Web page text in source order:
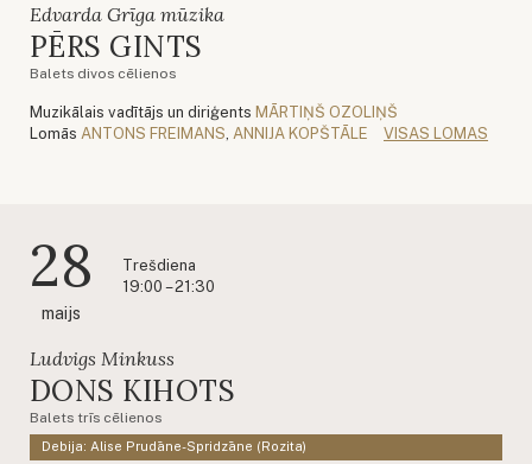
Edvarda Grīga mūzika
PĒRS GINTS
Balets divos cēlienos
Muzikālais vadītājs un diriģents MĀRTIŅŠ OZOLIŅŠ
Lomās ANTONS FREIMANS ANNIJA KOPŠTĀLE VISAS LOMAS
28
maijs
Trešdiena
19:00 – 21:30
Ludvigs Minkuss
DONS KIHOTS
Balets trīs cēlienos
Debija: Alise Prudāne-Spridzāne (Rozita)